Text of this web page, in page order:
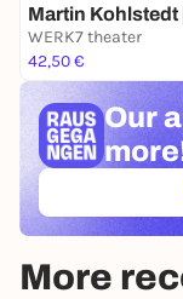
Den Rest
Martin Kohlstedt
WERK7 theater
42,50 €
Our
More